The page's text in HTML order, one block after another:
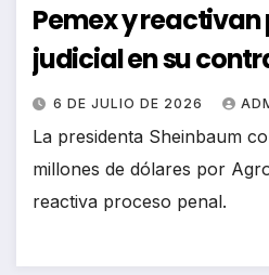
Pemex y reactivan
judicial en su
6 DE JULIO DE 2026
La presidenta Sheinbaum
millones de dólares por
reactiva proceso penal.